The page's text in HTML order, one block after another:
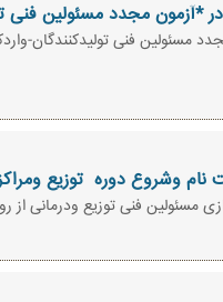
مجدد مسئولین فنی
واردکنندگان 1402/06/22 از روز سه شنبه مورخ 1402/05/10 از ساعت
نام وشروع دوره ‌ توزیع